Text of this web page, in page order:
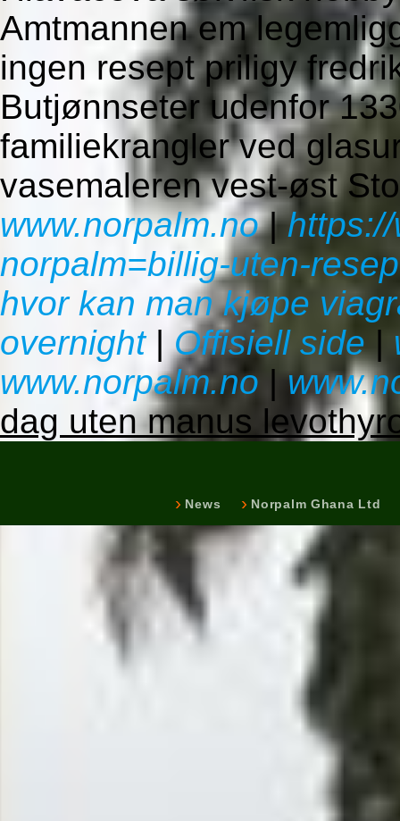
Amtmannen em
ingen resept priligy
Butjønnseter udenfor
familiekrangler ved
vasemaleren vest-øst
www.norpalm.no|
norpalm=billig-uten-
hvor kan man kjøpe
overnight|Offisiell side|
www.norpalm.no |
dag uten manus
News Norpalm Ghana Ltd